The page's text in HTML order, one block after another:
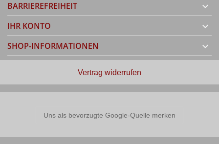
BARRIEREFREIHEIT 
IHR KONTO 
SHOP-INFORMATIONEN 
Vertrag widerrufen
Uns als bevorzugte Google-Quelle merken